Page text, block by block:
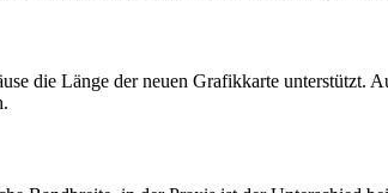
die Länge der neuen Grafikkarte unterstützt.